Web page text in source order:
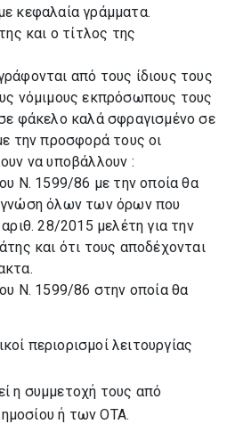
κεφαλαία γράμματα.
και ο τίτλος της
από τους ίδιους τους
νόμιμους εκπρόσωπους τους
φάκελο καλά σφραγισμένο σε
την προσφορά τους οι
να υποβάλλουν :
Ν. 1599/86 με την οποία θα
όλων των όρων που
28/2015 μελέτη για την
και ότι τους αποδέχονται
Ν. 1599/86 στην οποία θα
περιορισμοί λειτουργίας
η συμμετοχή τους από
ή των ΟΤΑ.